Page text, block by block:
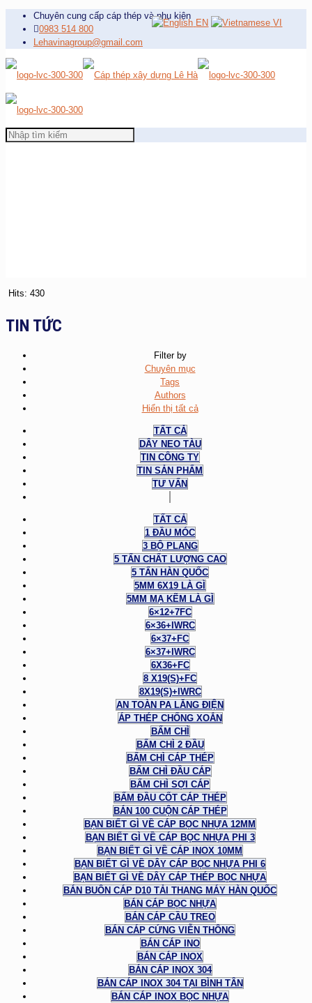
Chuyên cung cấp cáp thép và phụ kiện
0983 514 800
Lehavinagroup@gmail.com
Hits: 430
TIN TỨC
Filter by
Chuyên mục
Tags
Authors
Hiển thị tất cả
TẤT CẢ
DÂY NEO TÀU
TIN CÔNG TY
TIN SẢN PHẨM
TƯ VẤN
TẤT CẢ
1 ĐẦU MÓC
3 BỘ PLANG
5 TẤN CHẤT LƯỢNG CAO
5 TẤN HÀN QUỐC
5MM 6X19 LÀ GÌ
5MM MẠ KẼM LÀ GÌ
6×12+7FC
6×36+IWRC
6×37+FC
6×37+IWRC
6X36+FC
8 X19(S)+FC
8X19(S)+IWRC
AN TOÀN PA LĂNG ĐIỆN
ÁP THÉP CHỐNG XOẮN
BẤM CHÌ
BẤM CHÌ 2 ĐẦU
BẤM CHÌ CÁP THÉP
BẤM CHÌ ĐẦU CÁP
BẤM CHÌ SỢI CÁP
BẤM ĐẦU CỐT CÁP THÉP
BÁN 100 CUỘN CÁP THÉP
BẠN BIẾT GÌ VỀ CÁP BỌC NHỰA 12MM
BẠN BIẾT GÌ VỀ CÁP BỌC NHỰA PHI 3
BẠN BIẾT GÌ VỀ CÁP INOX 10MM
BẠN BIẾT GÌ VỀ DÂY CÁP BỌC NHỰA PHI 6
BẠN BIẾT GÌ VỀ DÂY CÁP THÉP BỌC NHỰA
BÁN BUÔN CÁP D10 TẢI THANG MÁY HÀN QUỐC
BÁN CÁP BỌC NHỰA
BÁN CÁP CẦU TREO
BÁN CÁP CỨNG VIỄN THÔNG
BÁN CÁP INO
BÁN CÁP INOX
BÁN CÁP INOX 304
BÁN CÁP INOX 304 TẠI BÌNH TÂN
BÁN CÁP INOX BỌC NHỰA
EN VI